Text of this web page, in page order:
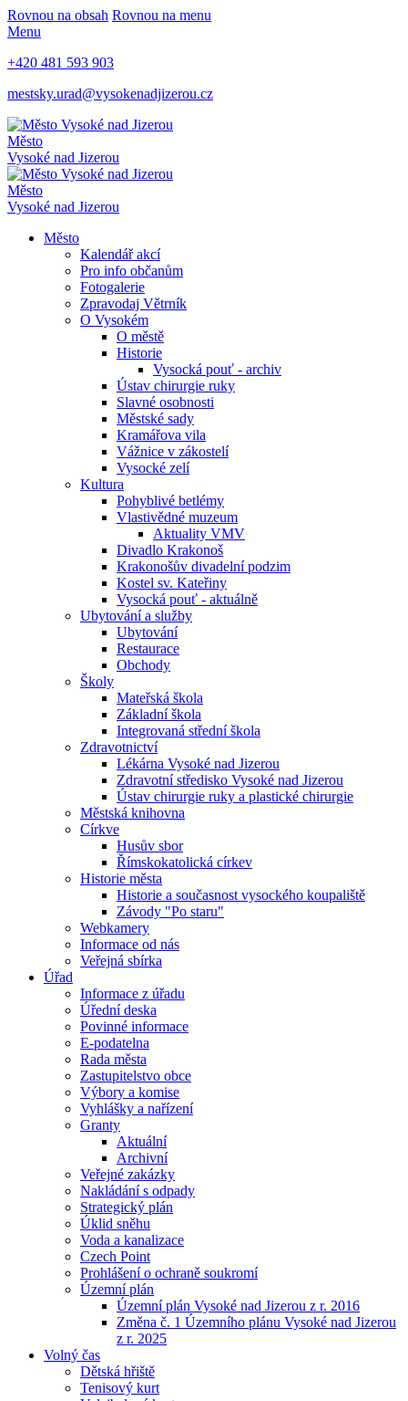
Rovnou na obsah Rovnou na menu
Menu
+420 481 593 903
mestsky.urad@vysokenadjizerou.cz
Město
Vysoké nad Jizerou
Město
Vysoké nad Jizerou
Město
Kalendář akcí
Pro info občanům
Fotogalerie
Zpravodaj Větrník
O Vysokém
O městě
Historie
Vysocká pouť - archiv
Ústav chirurgie ruky
Slavné osobnosti
Městské sady
Kramářova vila
Vážnice v zákostelí
Vysocké zelí
Kultura
Pohyblivé betlémy
Vlastivědné muzeum
Aktuality VMV
Divadlo Krakonoš
Krakonošův divadelní podzim
Kostel sv. Kateřiny
Vysocká pouť - aktuálně
Ubytování a služby
Ubytování
Restaurace
Obchody
Školy
Mateřská škola
Základní škola
Integrovaná střední škola
Zdravotnictví
Lékárna Vysoké nad Jizerou
Zdravotní středisko Vysoké nad Jizerou
Ústav chirurgie ruky a plastické chirurgie
Městská knihovna
Církve
Husův sbor
Římskokatolická církev
Historie města
Historie a současnost vysockého koupaliště
Závody "Po staru"
Webkamery
Informace od nás
Veřejná sbírka
Úřad
Informace z úřadu
Úřední deska
Povinné informace
E-podatelna
Rada města
Zastupitelstvo obce
Výbory a komise
Vyhlášky a nařízení
Granty
Aktuální
Archivní
Veřejné zakázky
Nakládání s odpady
Strategický plán
Úklid sněhu
Voda a kanalizace
Czech Point
Prohlášení o ochraně soukromí
Územní plán
Územní plán Vysoké nad Jizerou z r. 2016
Změna č. 1 Územního plánu Vysoké nad Jizerou
z r. 2025
Volný čas
Dětská hřiště
Tenisový kurt